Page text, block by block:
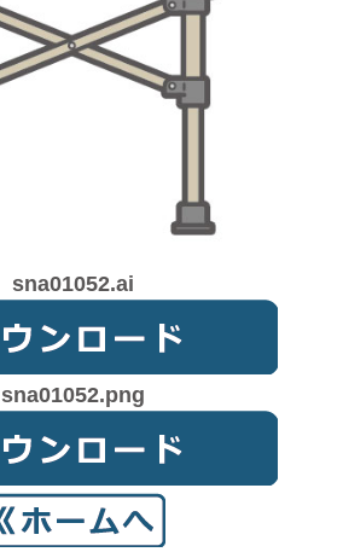
sna01052.ai
sna01052.png